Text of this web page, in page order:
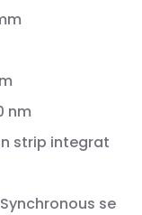
nm
strip integrat
se